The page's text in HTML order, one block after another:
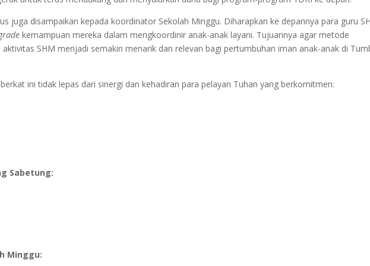
juga disampaikan kepada koordinator Sekolah Minggu. Diharapkan ke depannya para guru
kemampuan mereka dalam mengkoordinir anak-anak layani. Tujuannya agar metode
SHM menjadi semakin menarik dan relevan bagi pertumbuhan iman anak-anak di
ini tidak lepas dari sinergi dan kehadiran para pelayan Tuhan yang berkomitmen:
Sabetung:
Minggu: